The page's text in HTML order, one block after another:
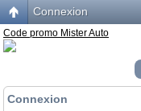
Connexion
Code promo Mister Auto
Connexion